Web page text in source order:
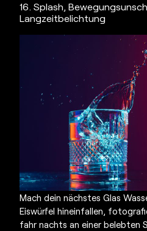
16. Splash,
Langzeitbelichtung
Mach dein nächstes Glas
Eiswürfel hineinfallen,
fahr nachts an einer belebten